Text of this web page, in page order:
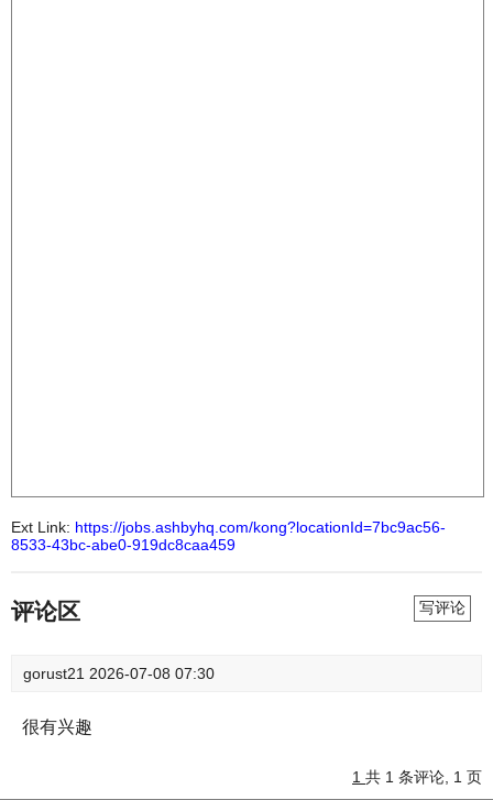
Ext Link: https://jobs.ashbyhq.com/kong?locationId=7bc9ac56-
8533-43bc-abe0-919dc8caa459
评论区 写评论
gorust21 2026-07-08 07:30
很有兴趣
1 共 1 条评论, 1 页